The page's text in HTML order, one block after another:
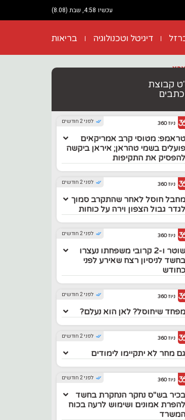
עכשיו 4:58, שבת (8.08)
דיגיטל וטכנולוגיה בריאות
קבוצת
לפני 2 חודשים ניוז 360
טראמפ: מטוסי קרב אמריקאים
פועלים בשמי טהראן; איראן ביקשה
להפסיק את התקיפות
לפני 2 חודשים ניוז 360
מחבל חוסל לאחר שהתקרב סמוך
לגדר גבול הצפון וירה על כוחות
לפני 2 חודשים ניוז 360
שוטר ו-2 קרובי משפחתו נעצרו
בחשד לניסיון רצח שאירע לפני
כחודש
לפני 2 חודשים ניוז 360
מפחד שיחוסל? לאן הוא נעלם?
לפני 2 חודשים ניוז 360
גם מחר לא יתקיימו לימודים
לפני 2 חודשים ניוז 360
בכיר בש"ס נחקר הנחקרת בחשד
להפרת אמונים ושימוש לרעה בכוח
המשרד